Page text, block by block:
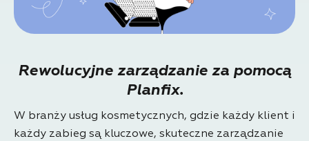
Rewolucyjne zarządzanie za pomocą
Planfix.
W branży usług kosmetycznych, gdzie każdy klient i
każdy zabieg są kluczowe, skuteczne zarządzanie